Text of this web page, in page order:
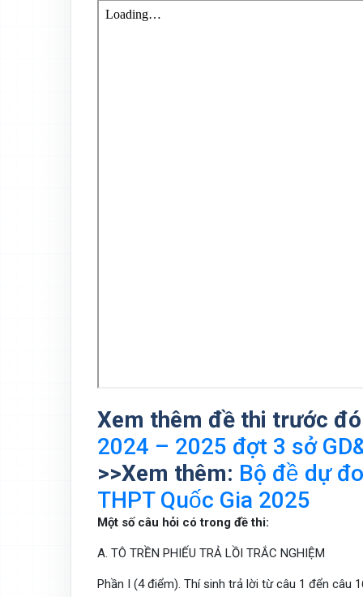
Xem thêm đề thi trước
2024 – 2025 đợt 3 sở
>>Xem thêm: Bộ đề dự
THPT Quốc Gia 2025
Một số câu hỏi có trong đề thi:
A. TÔ TRỀN PHIẾU TRẢ LỒI TRẮC NGHIỆM
Phần I (4 điểm). Thí sinh trả lời từ câu 1 đển câu